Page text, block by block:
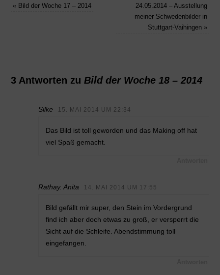
«Bild der Woche 17 – 2014
24.05.2014 – Ausstellung
meiner Schwedenbilder in
Stuttgart-Vaihingen »
3 Antworten zu Bild der Woche 18 – 2014
Silke 15. MAI 2014 UM 22:34
Das Bild ist toll geworden und das Making off hat
viel Spaß gemacht.
Rathay. Anita 14. MAI 2014 UM 17:55
Bild gefällt mir super, den Stein im Vordergrund
find ich aber doch etwas zu groß, er versperrt die
Sicht auf die Schleife. Abendstimmung toll
eingefangen.